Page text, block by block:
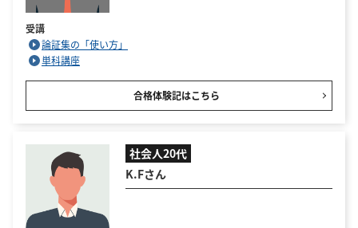
受講
論証集の「使い方」
単科講座
合格体験記はこちら
社会人20代
K.Fさん